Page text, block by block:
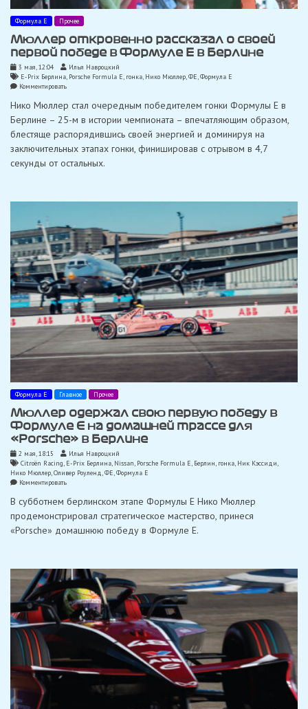
Формула Е Прочее
Мюллер откровенно рассказал о своей
первой победе в Формуле E в Берлине
3 мая, 12:04
Илья Навроцкий
E-Prix Берлина, Porsche Formula E, гонка, Нико Мюллер,ФЕ,Формула Е
Комментироватьon
откровенно
рассказал
о
своей
победе
в
Берлине
Нико Мюллер стал очередным победителем гонки Формулы E в
Берлине – 25-м в истории чемпионата – впечатляющим образом,
блестяще распорядившись своей энергией и доминируя на
заключительных этапах гонки, финишировав с отрывом в 4,7
секунды от остальных.
Формула Е Главное Прочее
Мюллер одержал свою первую победу в
Формуле Е на домашней трассе для
«Porsche» в Берлине
2 мая, 18:15
Илья Навроцкий
Citroën Racing, E-Prix Берлина, Nissan, Porsche Formula E, Берлин, гонка, Ник Кэссиди
Нико Мюллер,Оливер Роуленд,ФЕ,Формула Е
Комментироватьon
одержал
первую
победу
на
домашней
трассе
для
«Porsche»
в
Берлине
В субботнем берлинском этапе Формулы E Нико Мюллер
продемонстрировал стратегическое мастерство, принеся
«Porsche» домашнюю победу в Формуле E.